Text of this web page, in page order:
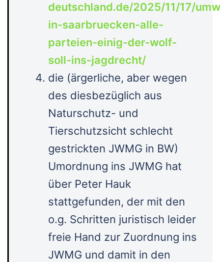
deutschland.de/2025/11/17/
in-saarbruecken-alle-
parteien-einig-der-wolf-
soll-ins-jagdrecht/
die (ärgerliche, aber wegen
des diesbezüglich aus
Naturschutz- und
Tierschutzsicht schlecht
gestrickten JWMG in BW)
Umordnung ins JWMG hat
über Peter Hauk
stattgefunden, der mit den
o.g. Schritten juristisch leider
freie Hand zur Zuordnung ins
JWMG und damit in den